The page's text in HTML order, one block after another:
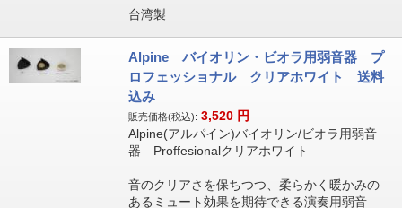
台湾製
Alpine バイオリン・ビオラ用弱音器 プ
ロフェッショナル クリアホワイト 送料
込み
販売価格(税込): 3,520 円
Alpine(アルパイン)バイオリン/ビオラ用弱音
器 Proffesionalクリアホワイト
音のクリアさを保ちつつ、柔らかく暖かみの
あるミュート効果を期待できる演奏用弱音